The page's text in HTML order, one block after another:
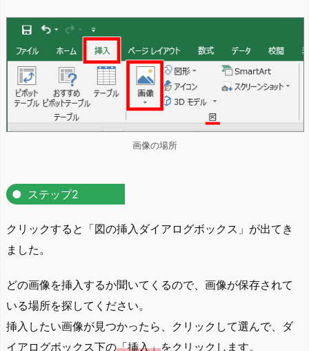
画像の場所
ステップ2
クリックすると「図の挿入ダイアログボックス」が出てき
ました。
どの画像を挿入するか聞いてくるので、画像が保存されて
いる場所を探してください。
挿入したい画像が見つかったら、クリックして選んで、ダ
イアログボックス下の「挿入」をクリックします。